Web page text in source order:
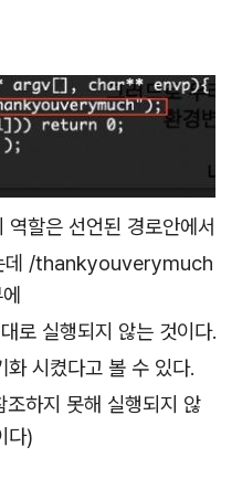
할은 선언된 경로안에서
데 /thankyouverymuch
로 실행되지 않는 것이다.
시켰다고 볼 수 있다.
하지 못해 실행되지 않
다)